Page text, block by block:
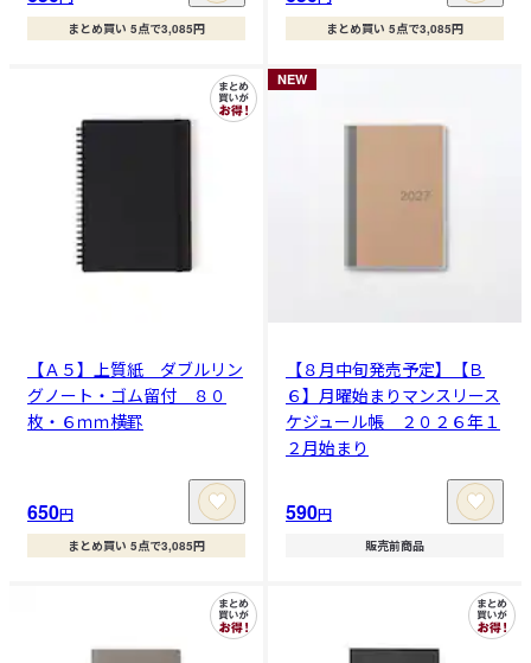
まとめ買い 5点で3,085円 まとめ買い 5点で3,085円
【Ａ５】上質紙 ダブルリン
グノート・ゴム留付 ８０
枚・６ｍｍ横罫
650円
まとめ買い 5点で3,085円
NEW
【８月中旬発売予定】【Ｂ
６】月曜始まりマンスリース
ケジュール帳 ２０２６年１
２月始まり
590円
販売前商品